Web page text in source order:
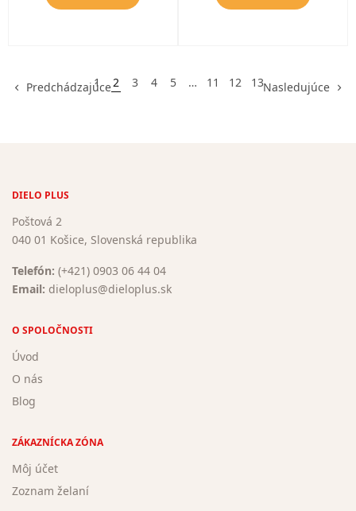
Predchádzajúce
1 2 3 4 5 … 11 12 13Nasledujúce
DIELO PLUS
Poštová 2
040 01 Košice, Slovenská republika
Telefón: (+421) 0903 06 44 04
Email: dieloplus@dieloplus.sk
O SPOLOČNOSTI
Úvod
O nás
Blog
ZÁKAZNÍCKA ZÓNA
Môj účet
Zoznam želaní